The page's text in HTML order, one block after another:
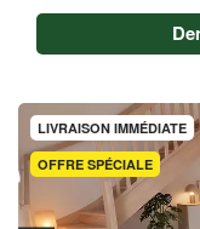
OFFRE SPÉCIALE
LIVRAISON IMMÉDIATE